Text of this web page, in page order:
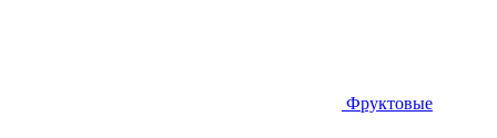
Фруктовые